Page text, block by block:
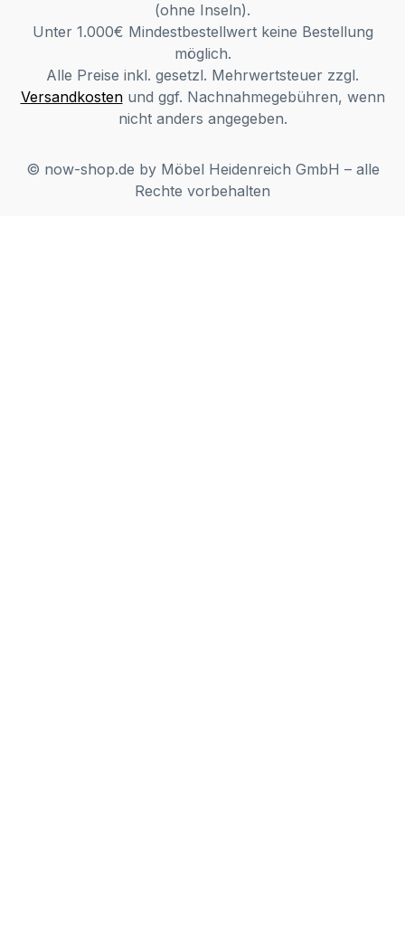
(ohne Inseln).
Unter 1.000€ Mindestbestellwert keine Bestellung
möglich.
Alle Preise inkl. gesetzl. Mehrwertsteuer zzgl.
Versandkostenund ggf. Nachnahmegebühren, wenn
nicht anders angegeben.
© now-shop.de by Möbel Heidenreich GmbH – alle
Rechte vorbehalten